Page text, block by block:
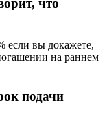
что
если вы докажете,
на раннем
подачи